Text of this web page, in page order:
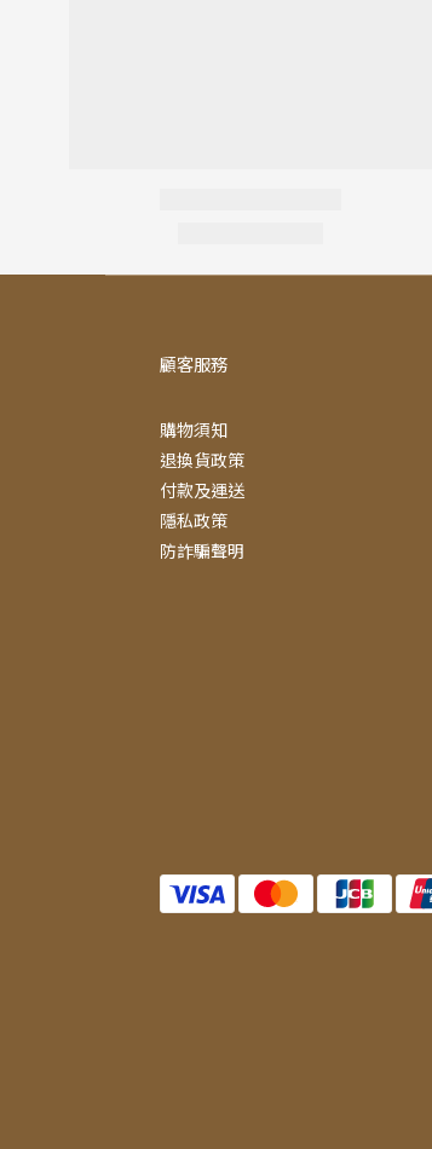
顧客服務
購物須知
退換貨政策
付款及運送
隱私政策
防詐騙聲明